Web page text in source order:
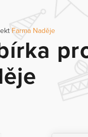
Farma Naděje